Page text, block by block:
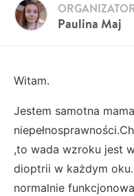
Paulina Maj
Witam.
Jestem samotna
,to wada wzroku jest
dioptrii w każdym
normalnie